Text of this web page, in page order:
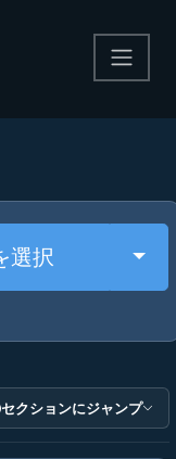
選択
セクションにジャンプ